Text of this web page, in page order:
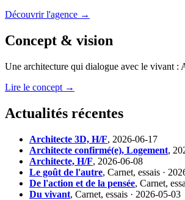
Découvrir l'agence →
Concept & vision
Une architecture qui dialogue avec le vivant :
Lire le concept →
Actualités récentes
Architecte 3D, H/F, 2026-06-17
Architecte confirmé(e), Logement,
Architecte, H/F, 2026-06-08
Le goût de l'autre, Carnet, essais ·
De l'action et de la pensée, Carnet,
Du vivant, Carnet, essais · 2026-05-03